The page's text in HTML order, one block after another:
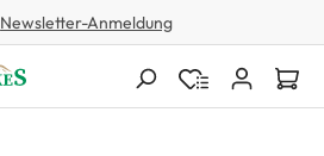
Newsletter-Anmeldung